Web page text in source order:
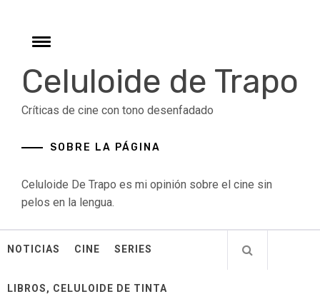
contentToggle
Celuloide de Trapo
Críticas de cine con tono desenfadado
SOBRE LA PÁGINA
Celuloide De Trapo es mi opinión sobre el cine sin
pelos en la lengua.
NOTICIAS CINE SERIES
LIBROS, CELULOIDE DE TINTA